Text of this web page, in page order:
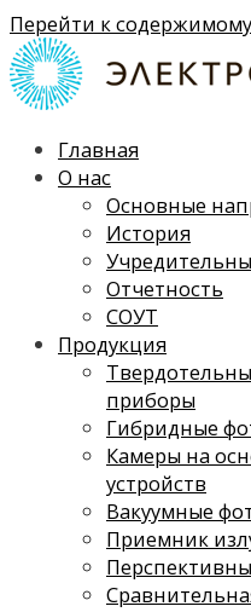
Перейти к содержимому
Главная
О нас
Основные
История
Отчетность
СОУТ
Продукция
приборы
Гибридные
Камеры на
устройств
Вакуумные
Приемник